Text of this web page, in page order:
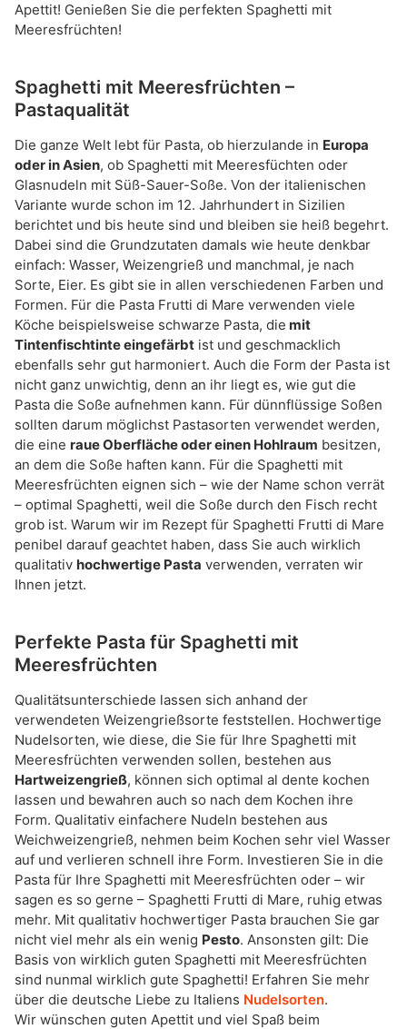
Apettit! Genießen Sie die perfekten Spaghetti mit
Meeresfrüchten!
Spaghetti mit Meeresfrüchten –
Pastaqualität
Die ganze Welt lebt für Pasta, ob hierzulande in Europa
oder in Asien, ob Spaghetti mit Meeresfüchten oder
Glasnudeln mit Süß-Sauer-Soße. Von der italienischen
Variante wurde schon im 12. Jahrhundert in Sizilien
berichtet und bis heute sind und bleiben sie heiß begehrt.
Dabei sind die Grundzutaten damals wie heute denkbar
einfach: Wasser, Weizengrieß und manchmal, je nach
Sorte, Eier. Es gibt sie in allen verschiedenen Farben und
Formen. Für die Pasta Frutti di Mare verwenden viele
Köche beispielsweise schwarze Pasta, die mit
Tintenfischtinte eingefärbt ist und geschmacklich
ebenfalls sehr gut harmoniert. Auch die Form der Pasta ist
nicht ganz unwichtig, denn an ihr liegt es, wie gut die
Pasta die Soße aufnehmen kann. Für dünnflüssige Soßen
sollten darum möglichst Pastasorten verwendet werden,
die eine raue Oberfläche oder einen Hohlraum besitzen,
an dem die Soße haften kann. Für die Spaghetti mit
Meeresfrüchten eignen sich – wie der Name schon verrät
– optimal Spaghetti, weil die Soße durch den Fisch recht
grob ist. Warum wir im Rezept für Spaghetti Frutti di Mare
penibel darauf geachtet haben, dass Sie auch wirklich
qualitativ hochwertige Pasta verwenden, verraten wir
Ihnen jetzt.
Perfekte Pasta für Spaghetti mit
Meeresfrüchten
Qualitätsunterschiede lassen sich anhand der
verwendeten Weizengrießsorte feststellen. Hochwertige
Nudelsorten, wie diese, die Sie für Ihre Spaghetti mit
Meeresfrüchten verwenden sollen, bestehen aus
Hartweizengrieß, können sich optimal al dente kochen
lassen und bewahren auch so nach dem Kochen ihre
Form. Qualitativ einfachere Nudeln bestehen aus
Weichweizengrieß, nehmen beim Kochen sehr viel Wasser
auf und verlieren schnell ihre Form. Investieren Sie in die
Pasta für Ihre Spaghetti mit Meeresfrüchten oder – wir
sagen es so gerne – Spaghetti Frutti di Mare, ruhig etwas
mehr. Mit qualitativ hochwertiger Pasta brauchen Sie gar
nicht viel mehr als ein wenig Pesto. Ansonsten gilt: Die
Basis von wirklich guten Spaghetti mit Meeresfrüchten
sind nunmal wirklich gute Spaghetti! Erfahren Sie mehr
über die deutsche Liebe zu Italiens Nudelsorten.
Wir wünschen guten Apettit und viel Spaß beim